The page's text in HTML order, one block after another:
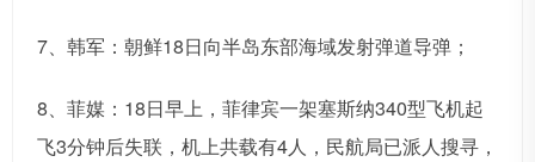
7、韩军：朝鲜18日向半岛东部海域发射弹道导弹；
8、菲媒：18日早上，菲律宾一架塞斯纳340型飞机起
飞3分钟后失联，机上共载有4人，民航局已派人搜寻，